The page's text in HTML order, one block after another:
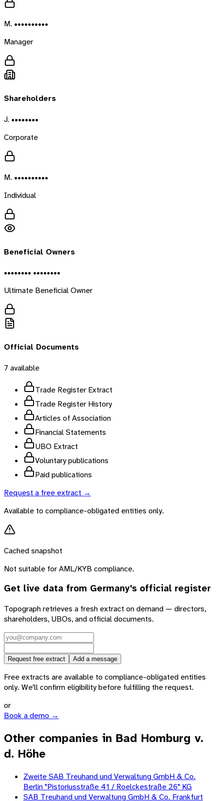
M. ••••••••••
Manager
Shareholders
J. ••••••••
Corporate
M. ••••••••••
Individual
Beneficial Owners
•••••••• ••••••••
Ultimate Beneficial Owner
Official Documents
7 available
Trade Register Extract
Trade Register History
Articles of Association
Financial Statements
UBO Extract
Voluntary publications
Paid publications
Request a free extract →
Available to compliance-obligated entities only.
Cached snapshot
Not suitable for AML/KYB compliance.
Get live data from Germany's official register
Topograph retrieves a fresh extract on demand — directors,
shareholders, UBOs, and official documents.
Request free extract Add a message
Free extracts are available to compliance-obligated entities
only. We'll confirm eligibility before fulfilling the request.
or
Book a demo →
Other companies in Bad Homburg v.
d. Höhe
Zweite SAB Treuhand und Verwaltung GmbH & Co.
Berlin "Pistoriusstraße 41 / Roelckestraße 26" KG
SAB Treuhand und Verwaltung GmbH & Co. Frankfurt